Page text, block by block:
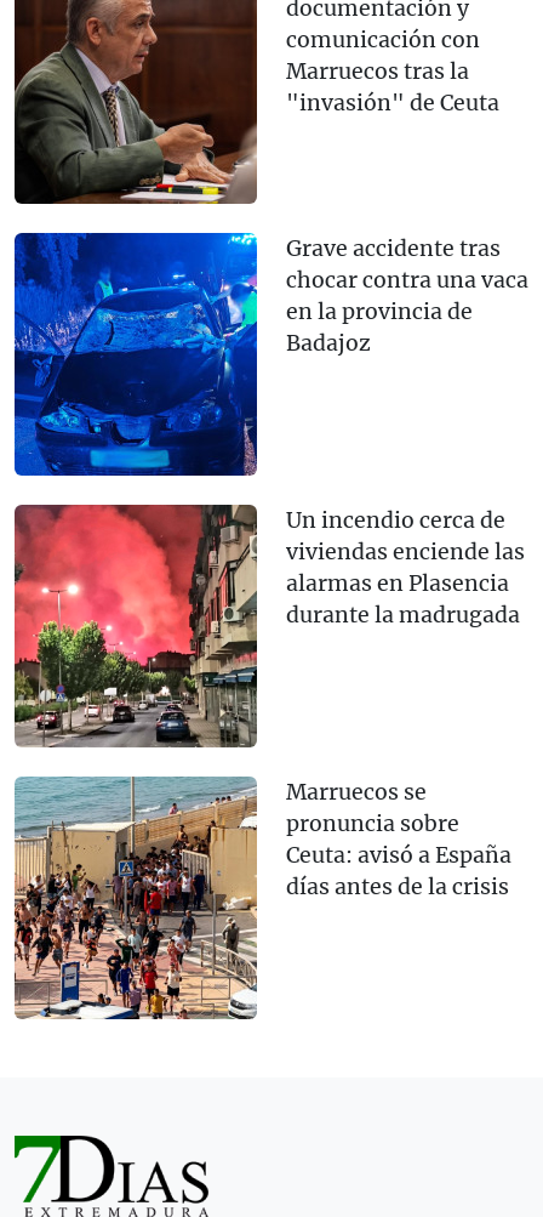
documentación y
comunicación con
Marruecos tras la
"invasión" de Ceuta
Grave accidente tras
chocar contra una vaca
en la provincia de
Badajoz
Un incendio cerca de
viviendas enciende las
alarmas en Plasencia
durante la madrugada
Marruecos se
pronuncia sobre
Ceuta: avisó a España
días antes de la crisis